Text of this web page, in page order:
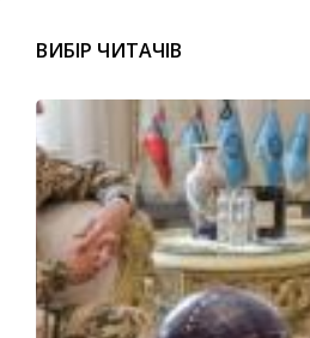
ВИБІР ЧИТАЧІВ